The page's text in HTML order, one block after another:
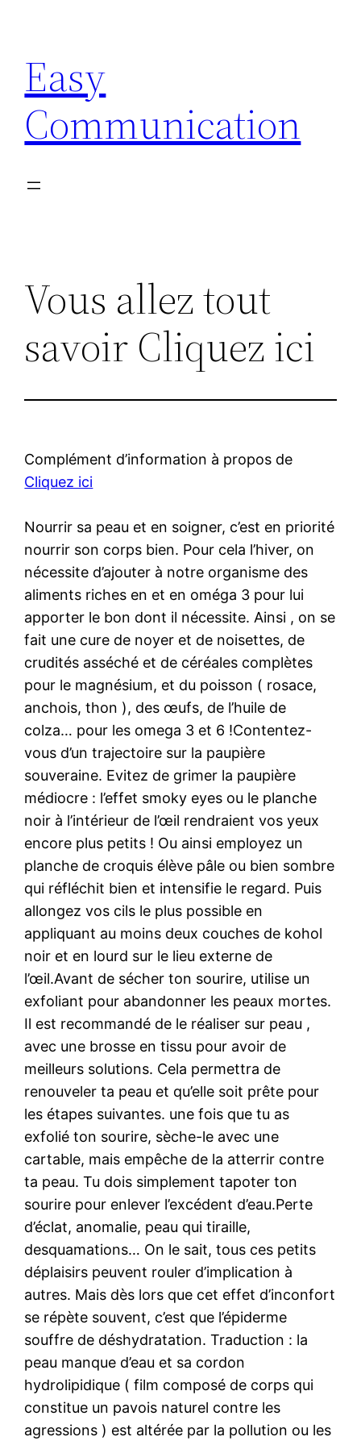
contenu
Easy
Communication
Vous allez tout
savoir Cliquez ici
Complément d’information à propos de
Cliquez ici
Nourrir sa peau et en soigner, c’est en priorité
nourrir son corps bien. Pour cela l’hiver, on
nécessite d’ajouter à notre organisme des
aliments riches en et en oméga 3 pour lui
apporter le bon dont il nécessite. Ainsi , on se
fait une cure de noyer et de noisettes, de
crudités asséché et de céréales complètes
pour le magnésium, et du poisson ( rosace,
anchois, thon ), des œufs, de l’huile de
colza… pour les omega 3 et 6 !Contentez-
vous d’un trajectoire sur la paupière
souveraine. Evitez de grimer la paupière
médiocre : l’effet smoky eyes ou le planche
noir à l’intérieur de l’œil rendraient vos yeux
encore plus petits ! Ou ainsi employez un
planche de croquis élève pâle ou bien sombre
qui réfléchit bien et intensifie le regard. Puis
allongez vos cils le plus possible en
appliquant au moins deux couches de kohol
noir et en lourd sur le lieu externe de
l’œil.Avant de sécher ton sourire, utilise un
exfoliant pour abandonner les peaux mortes.
Il est recommandé de le réaliser sur peau ,
avec une brosse en tissu pour avoir de
meilleurs solutions. Cela permettra de
renouveler ta peau et qu’elle soit prête pour
les étapes suivantes. une fois que tu as
exfolié ton sourire, sèche-le avec une
cartable, mais empêche de la atterrir contre
ta peau. Tu dois simplement tapoter ton
sourire pour enlever l’excédent d’eau.Perte
d’éclat, anomalie, peau qui tiraille,
desquamations… On le sait, tous ces petits
déplaisirs peuvent rouler d’implication à
autres. Mais dès lors que cet effet d’inconfort
se répète souvent, c’est que l’épiderme
souffre de déshydratation. Traduction : la
peau manque d’eau et sa cordon
hydrolipidique ( film composé de corps qui
constitue un pavois naturel contre les
agressions ) est altérée par la pollution ou les